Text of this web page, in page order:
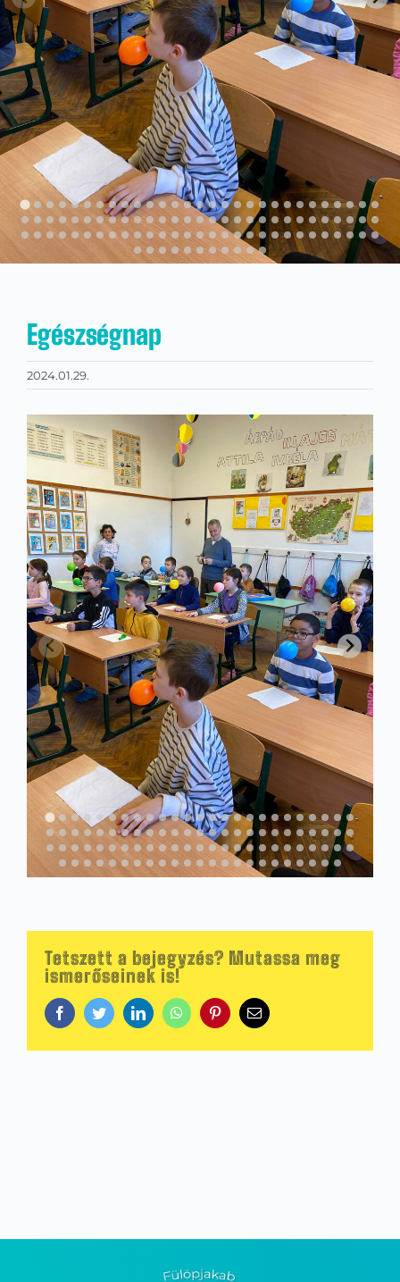
Kapcsolat
KRÉTA
Egészségnap
2024.01.29.
Tetszett a bejegyzés? Mutassa meg
ismerőseinek is!
FacebookTwitterLinkedInWhatsAppPinterestEmail: